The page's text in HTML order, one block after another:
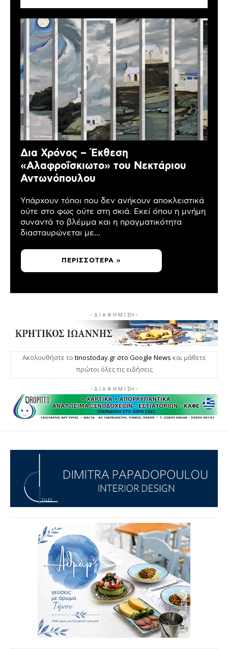
Δια Χρόνος – Έκθεση
«Αλαφροΐσκιωτο» του Νεκτάριου
Αντωνόπουλου
Υπάρχουν τόποι που δεν ανήκουν αποκλειστικά
ούτε στο φως ούτε στη σκιά. Εκεί όπου η μνήμη
συναντά το βλέμμα και η πραγματικότητα
διασταυρώνεται με...
ΠΕΡΙΣΣΌΤΕΡΑ »
- Δ Ι Α Φ Η Μ Ι ΣΗ -
Ακολουθήστε το tinostoday.gr στο Google News και μάθετε
πρώτοι όλες τις ειδήσεις
- Δ Ι Α Φ Η Μ Ι ΣΗ -